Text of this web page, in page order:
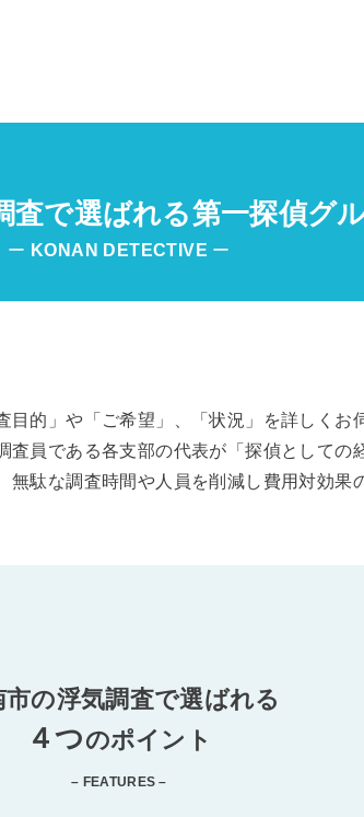
査で選ばれる第一探偵グ
ー KONAN DETECTIVE ー
目的」や「ご希望」、「状況」を詳しくお
査員である各支部の代表が「探偵としての
無駄な調査時間や人員を削減し費用対効果
市の浮気調査で選ばれる
４つのポイント
– FEATURES –